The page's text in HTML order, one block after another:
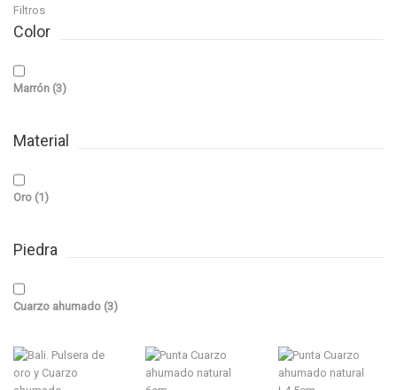
Filtros
Color
Marrón (3)
Material
Oro (1)
Piedra
Cuarzo ahumado (3)